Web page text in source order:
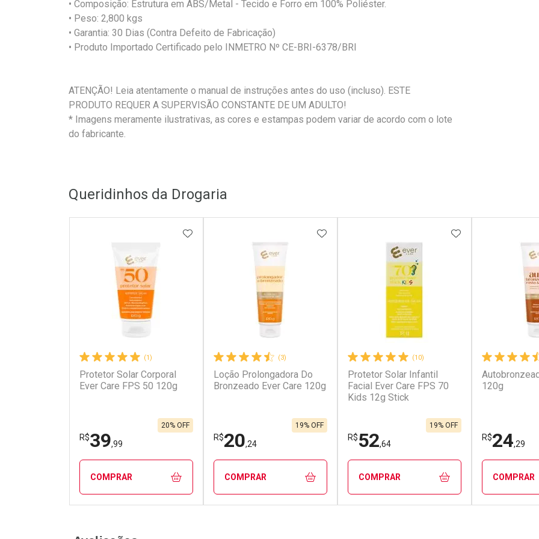
• Composição: Estrutura em ABS/Metal - Tecido e Forro em 100% Poliéster.
• Peso: 2,800 kgs
• Garantia: 30 Dias (Contra Defeito de Fabricação)
• Produto Importado Certificado pelo INMETRO Nº CE-BRI-6378/BRI
ATENÇÃO! Leia atentamente o manual de instruções antes do uso (incluso). ESTE
PRODUTO REQUER A SUPERVISÃO CONSTANTE DE UM ADULTO!
* Imagens meramente ilustrativas, as cores e estampas podem variar de acordo com o lote
do fabricante.
Queridinhos da Drogaria
(1)
Protetor Solar Corporal
Ever Care FPS 50 120g
R$39,99
20% OFF
ADICIONAR AOS FAVORITOS
COMPRAR
(3)
Loção Prolongadora Do
Bronzeado Ever Care 120g
R$20,24
19% OFF
ADICIONAR AOS FAVORITOS
COMPRAR
(10)
Protetor Solar Infantil
Facial Ever Care FPS 70
Kids 12g Stick
R$52,64
19% OFF
ADICIONAR AOS
COMPRAR
120g
R$24,29
COMPRAR